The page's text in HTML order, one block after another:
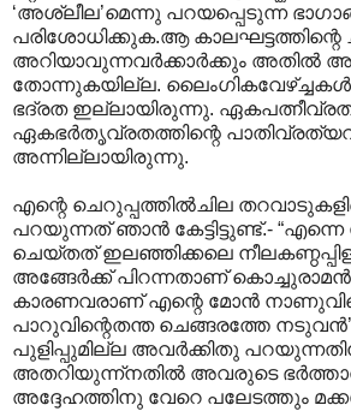
‘അശ്ലീല’മെന്നു പറയപ്പെടുന്ന
പരിശോധിക്കുക.ആ കാലഘട്ടത്തിന്റെ
അറിയാവുന്നവര്‍ക്കാര്‍ക്കും അതില്‍
തോന്നുകയില്ല.
ഭദ്രത ഇല്ലായിരുന്നു.
ഏകഭര്‍തൃവ്രതത്തിന്റെ
അന്നില്ലായിരുന്നു.
എന്റെ ചെറുപ്പത്തില്‍ചില
പറയുന്നത് ഞാന്‍ കേട്ടിട്ടുണ്ട്.-
ചെയ്തത് ഇലഞ്ഞിക്കലെ
അങ്ങേര്‍ക്ക് പിറന്നതാണ്
കാരണവരാ‍ണ് എന്റെ മോന്‍
പാറുവിന്റെതന്ത ചെങ്ങരത്തേ
പുളിപ്പുമില്ല അവര്‍ക്കിതു
അതറിയുന്ന്നതില്‍ അവരുടെ
അദ്ദേഹത്തിനു വേറെ പലേടത്തും